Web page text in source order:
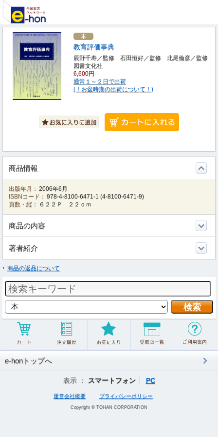
教育評価事典
辰野千寿／監修 石田恒好／監修 北尾倫彦／監修
図書文化社
6,600円
通常１～２日で出荷
(！お盆時期の出荷について！)
商品情報
出版年月： 2006年6月
ISBNコード： 978-4-8100-6471-1 (4-8100-6471-9)
頁数・縦：
６２２Ｐ ２２ｃｍ
商品の内容
著者紹介
商品の返品について
e-honトップへ
表示 ： スマートフォン PC
運営会社概要 プライバシーポリシー
Copyright © TOHAN CORPORATION